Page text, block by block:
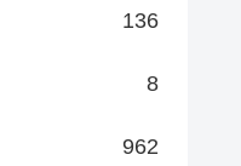
136
8
962